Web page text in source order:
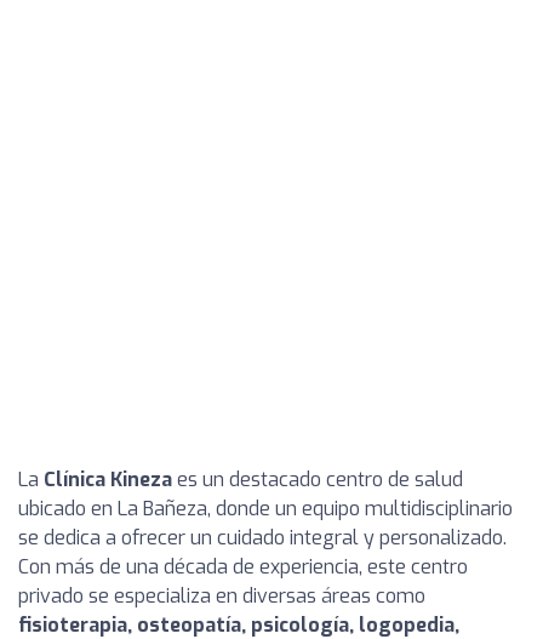
La Clínica Kinezaes un destacado centro de salud
ubicado en La Bañeza, donde un equipo multidisciplinario
se dedica a ofrecer un cuidado integral y personalizado.
Con más de una década de experiencia, este centro
privado se especializa en diversas áreas como
fisioterapia, osteopatía, psicología, logopedia,